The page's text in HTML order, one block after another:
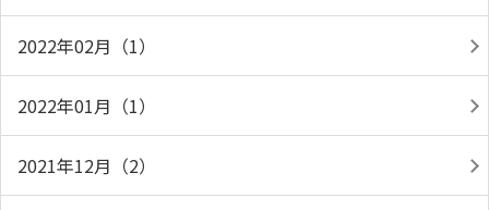
2022年02月（1）
2022年01月（1）
2021年12月（2）